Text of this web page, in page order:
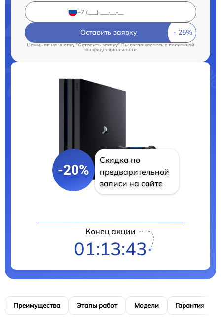
Оставить заявку
Нажимая на кнопку "Оставить заявку" Вы соглашаетесь cполитикой
конфиденциальности
-20%
Скидка по
предварительной
записи на сайте
Конец акции
01:13:42
Преимущества Этапы работ Модели Гарантия